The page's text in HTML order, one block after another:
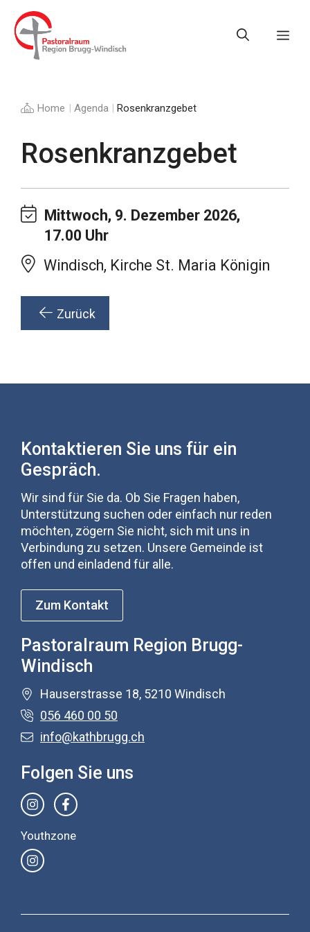
zum
Inhalt
Home | Agenda | Rosenkranzgebet
Rosenkranzgebet
Mittwoch, 9. Dezember 2026,
17.00 Uhr
Windisch, Kirche St. Maria Königin
Zurück
Kontaktieren Sie uns für ein
Gespräch.
Wir sind für Sie da. Ob Sie Fragen haben,
Unterstützung suchen oder einfach nur reden
möchten, zögern Sie nicht, sich mit uns in
Verbindung zu setzen. Unsere Gemeinde ist
offen und einladend für alle.
Zum Kontakt
Pastoralraum Region Brugg-
Windisch
Hauserstrasse 18, 5210 Windisch
056 460 00 50
info@kathbrugg.ch
Folgen Sie uns
Youthzone